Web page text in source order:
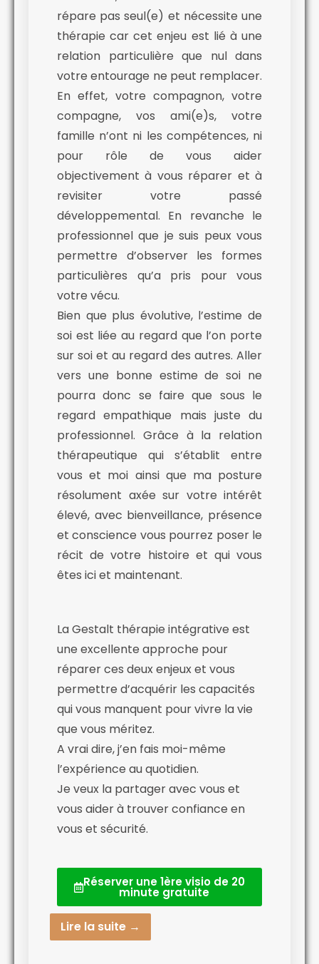
répare pas seul(e) et nécessite une
thérapie car cet enjeu est lié à une
relation particulière que nul dans
votre entourage ne peut remplacer.
En effet, votre compagnon, votre
compagne, vos ami(e)s, votre
famille n’ont ni les compétences, ni
pour rôle de vous aider
objectivement à vous réparer et à
revisiter votre passé
développemental. En revanche le
professionnel que je suis peux vous
permettre d’observer les formes
particulières qu’a pris pour vous
votre vécu.
Bien que plus évolutive, l’estime de
soi est liée au regard que l’on porte
sur soi et au regard des autres. Aller
vers une bonne estime de soi ne
pourra donc se faire que sous le
regard empathique mais juste du
professionnel. Grâce à la relation
thérapeutique qui s’établit entre
vous et moi ainsi que ma posture
résolument axée sur votre intérêt
élevé, avec bienveillance, présence
et conscience vous pourrez poser le
récit de votre histoire et qui vous
êtes ici et maintenant.
La Gestalt thérapie intégrative est
une excellente approche pour
réparer ces deux enjeux et vous
permettre d’acquérir les capacités
qui vous manquent pour vivre la vie
que vous méritez.
A vrai dire, j’en fais moi-même
l’expérience au quotidien.
Je veux la partager avec vous et
vous aider à trouver confiance en
vous et sécurité.
Réserver une 1ère visio de 20
minute gratuite
Lire la suite →